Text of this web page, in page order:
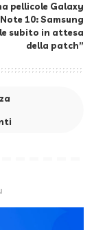
pellicole Galaxy
10: Samsung
subito in attesa
della patch”